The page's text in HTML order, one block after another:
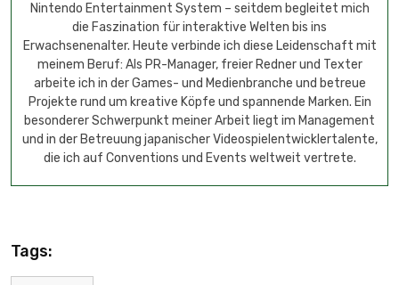
Nintendo Entertainment System – seitdem begleitet mich
die Faszination für interaktive Welten bis ins
Erwachsenenalter. Heute verbinde ich diese Leidenschaft mit
meinem Beruf: Als PR-Manager, freier Redner und Texter
arbeite ich in der Games- und Medienbranche und betreue
Projekte rund um kreative Köpfe und spannende Marken. Ein
besonderer Schwerpunkt meiner Arbeit liegt im Management
und in der Betreuung japanischer Videospielentwicklertalente,
die ich auf Conventions und Events weltweit vertrete.
Tags: